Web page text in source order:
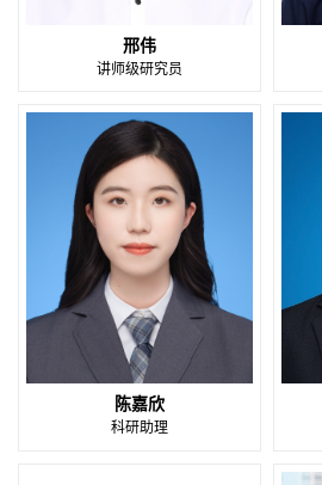
邢伟
讲师级研究员
陈嘉欣
科研助理